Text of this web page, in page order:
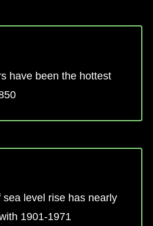
have been the hottest
level rise has nearly
1901-1971